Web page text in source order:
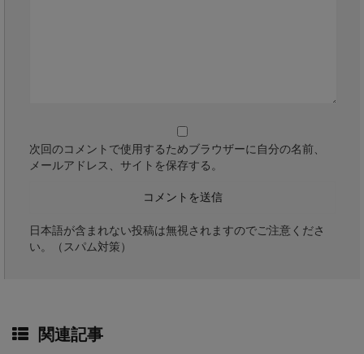
次回のコメントで使用するためブラウザーに自分の名前、
メールアドレス、サイトを保存する。
日本語が含まれない投稿は無視されますのでご注意くださ
い。（スパム対策）
関連記事